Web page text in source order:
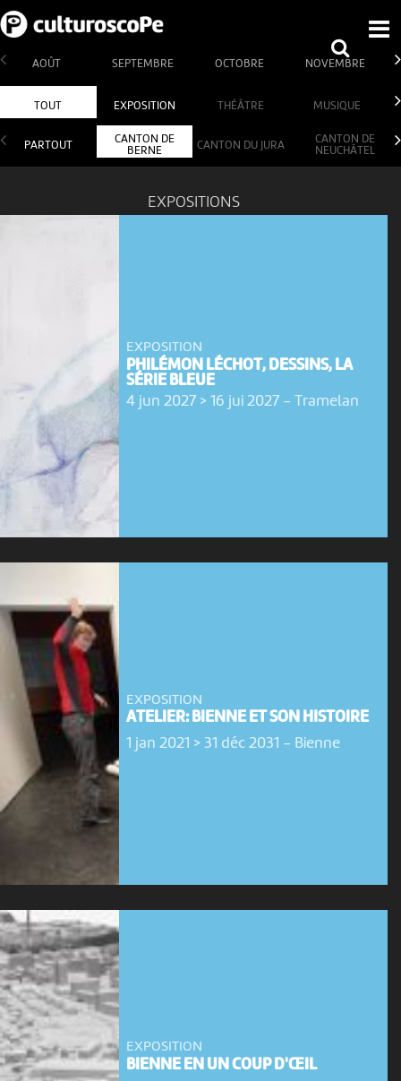
AOÛT SEPTEMBRE OCTOBRE NOVEMBRE
TOUT EXPOSITION THÉÂTRE MUSIQUE
PARTOUT
CANTON DE
BERNE
CANTON DU JURA
CANTON DE
NEUCHÂTEL
EXPOSITIONS
EXPOSITION
PHILÉMON LÉCHOT, DESSINS, LA
SÉRIE BLEUE
4 jun 2027 > 16 jui 2027- Tramelan
EXPOSITION
ATELIER: BIENNE ET SON HISTOIRE
1 jan 2021 > 31 déc 2031 - Bienne
EXPOSITION
BIENNE EN UN COUP D'ŒIL